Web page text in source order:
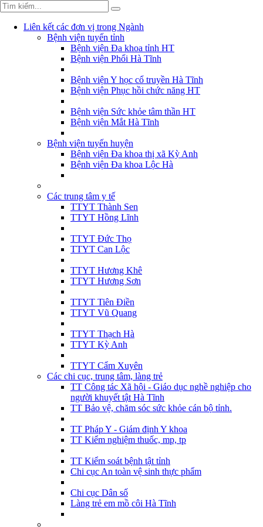
Liên kết các đơn vị trong Ngành
Bệnh viện tuyến tỉnh
Bệnh viện Đa khoa tỉnh HT
Bệnh viện Phổi Hà Tĩnh
Bệnh viện Y học cổ truyền Hà Tĩnh
Bệnh viện Phục hồi chức năng HT
Bệnh viện Sức khỏe tâm thần HT
Bệnh viện Mắt Hà Tĩnh
Bệnh viện tuyến huyện
Bệnh viện Đa khoa thị xã Kỳ Anh
Bệnh viện Đa khoa Lộc Hà
Các trung tâm y tế
TTYT Thành Sen
TTYT Hồng Lĩnh
TTYT Đức Thọ
TTYT Can Lộc
TTYT Hương Khê
TTYT Hương Sơn
TTYT Tiên Điền
TTYT Vũ Quang
TTYT Thạch Hà
TTYT Kỳ Anh
TTYT Cẩm Xuyên
Các chi cục, trung tâm, làng trẻ
TT Công tác Xã hội - Giáo dục nghề nghiệp cho
người khuyết tật Hà Tĩnh
TT Bảo vệ, chăm sóc sức khỏe cán bộ tỉnh.
TT Pháp Y - Giám định Y khoa
TT Kiểm nghiệm thuốc, mp, tp
TT Kiểm soát bệnh tật tỉnh
Chi cục An toàn vệ sinh thực phẩm
Chi cục Dân số
Làng trẻ em mồ côi Hà Tĩnh